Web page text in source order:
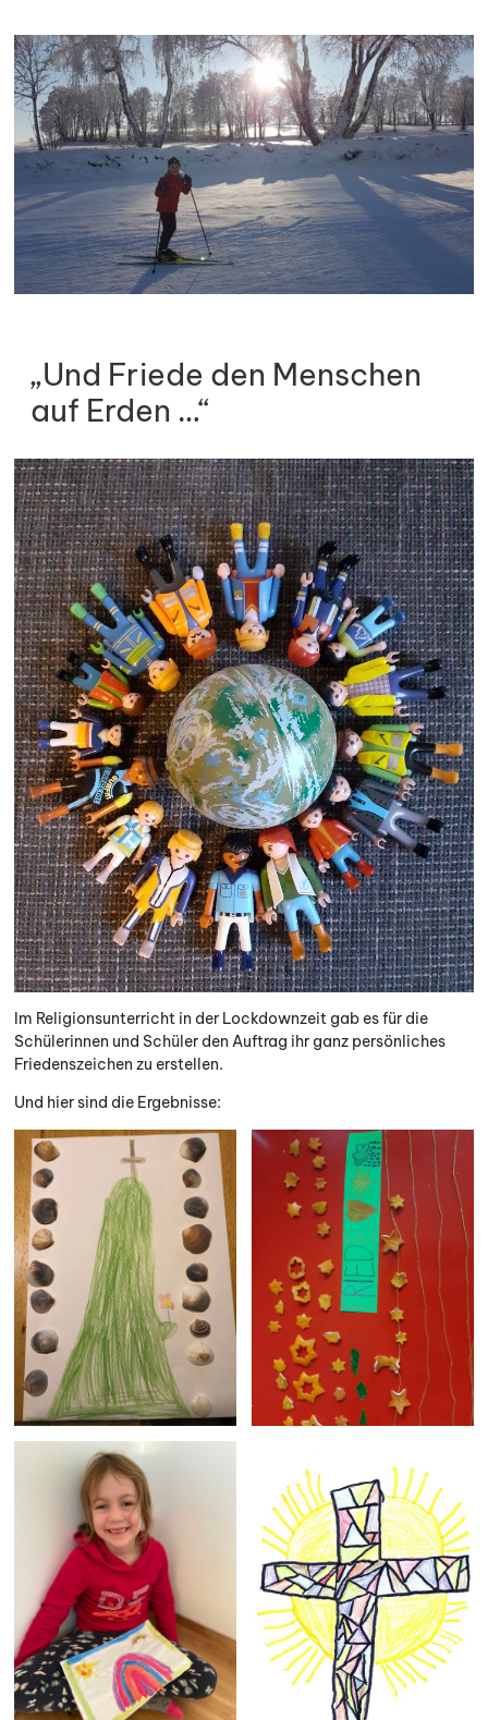
„Und Friede den Menschen
auf Erden …“
Im Religionsunterricht in der Lockdownzeit gab es für die
Schülerinnen und Schüler den Auftrag ihr ganz persönliches
Friedenszeichen zu erstellen.
Und hier sind die Ergebnisse: